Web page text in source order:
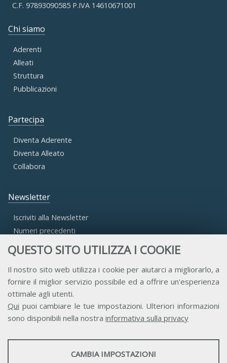
QUESTO SITO UTILIZZA I COOKIE
Il nostro sito web utilizza i cookie per aiutarci a migliorarlo, a
fornire il miglior servizio possibile ed a offrire un'esperienza
ottimale agli utenti.
Qui puoi cambiare le tue impostazioni. Ulteriori informazioni
sono disponibili nella nostra informativa sulla privacy
STATISTICHE
CAMBIA IMPOSTAZIONI
C.F. 97893090585 P.IVA 14610671001
Chi siamo
Aderenti
Alleati
Struttura
Pubblicazioni
Partecipa
Diventa Aderente
Diventa Alleato
Collabora
Newsletter
Iscriviti alla Newsletter
Numeri precedenti
Accesso Aderenti
Accesso Consulta
Accesso Team